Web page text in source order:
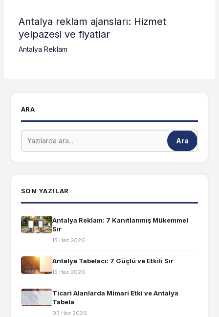
Antalya reklam ajansları: Hizmet
yelpazesi ve fiyatlar
Antalya Reklam
ARA
Ara
SON YAZILAR
Antalya Reklam: 7 Kanıtlanmış Mükemmel
Sır
15 Haz 2026
Antalya Tabelacı: 7 Güçlü ve Etkili Sır
15 Haz 2026
Ticari Alanlarda Mimari Etki ve Antalya
Tabela
03 Haz 2026